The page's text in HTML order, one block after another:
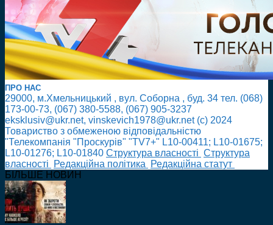
ПРО НАС
29000, м.Хмельницький , вул. Соборна , буд. 34 тел. (068)
173-00-73, (067) 380-5588, (067) 905-3237
eksklusiv@ukr.net, vinskevich1978@ukr.net (с) 2024
Товариство з обмеженою відповідальністю
"Телекомпанія "Проскурів" "TV7+" L10-00411; L10-01675;
L10-01276; L10-01840 Cтруктура власності Cтруктура
власності
Редакційна політика
Редакційна статут
БІЛЬШЕ НОВИН